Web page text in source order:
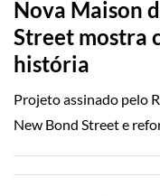
Nova Maison
Street mostra
história
Projeto assinado pelo
New Bond Street e